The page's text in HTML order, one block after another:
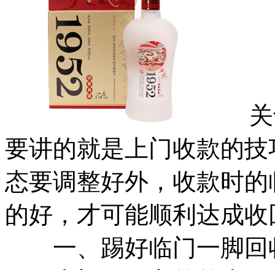
关于
要讲的就是上门收款的
态要调整好外，收款时
的好，才可能顺利达成
一、踢好临门一脚回